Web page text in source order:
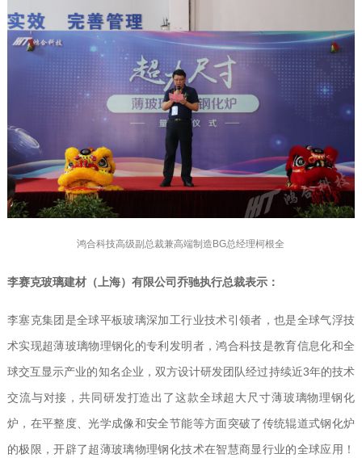
鸿合科技高级副总裁兼高端制造BG总经理柯根全
李赛克玻璃建材（上海）有限公司乔驰执行总裁表示：
李塞克集团是全球平板玻璃深加工行业技术引领者，也是全球气浮技
术实现超薄玻璃物理钢化的专利发明者，鸿合科技是教育信息化和全
球交互显示产业的知名企业，双方设计研发团队经过持续近3年的技术
交流与对接，共同研发打造出了这款全球超大尺寸薄玻璃物理钢化
炉，在平整度、光学成像和安全节能等方面突破了传统辊道式钢化炉
的极限，开辟了超薄玻璃物理钢化技术在智慧商显行业的全球应用！